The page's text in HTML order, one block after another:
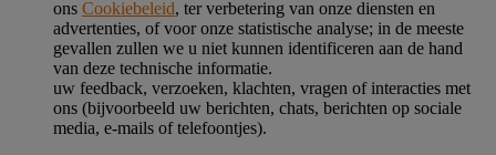
ons Cookiebeleid, ter verbetering van onze diensten en
advertenties, of voor onze statistische analyse; in de meeste
gevallen zullen we u niet kunnen identificeren aan de hand
van deze technische informatie.
uw feedback, verzoeken, klachten, vragen of interacties met
ons (bijvoorbeeld uw berichten, chats, berichten op sociale
media, e-mails of telefoontjes).